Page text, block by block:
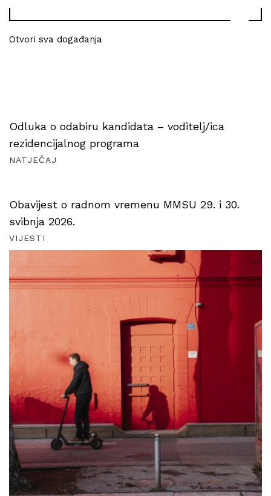
Otvori sva događanja
Odluka o odabiru kandidata – voditelj/ica
rezidencijalnog programa
NATJEČAJ
Obavijest o radnom vremenu MMSU 29. i 30.
svibnja 2026.
VIJESTI